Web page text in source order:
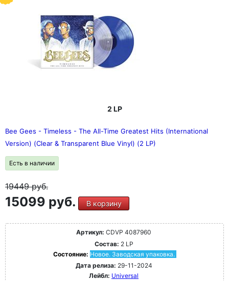
2 LP
Bee Gees - Timeless - The All-Time Greatest Hits (International
Version) (Clear & Transparent Blue Vinyl) (2 LP)
Есть в наличии
19449руб.
15099 руб. В корзину
Артикул: CDVP 4087960
Состав: 2 LP
Состояние: Новое. Заводская упаковка.
Дата релиза: 29-11-2024
Лейбл: Universal